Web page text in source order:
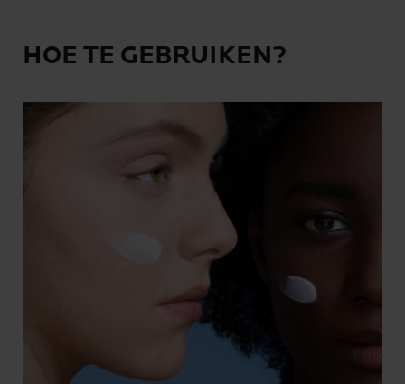
HOE TE GEBRUIKEN?